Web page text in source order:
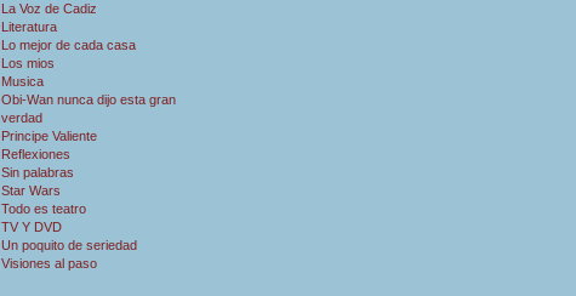
La Voz de Cadiz
Literatura
Lo mejor de cada casa
Los mios
Musica
Obi-Wan nunca dijo esta gran
verdad
Principe Valiente
Reflexiones
Sin palabras
Star Wars
Todo es teatro
TV Y DVD
Un poquito de seriedad
Visiones al paso